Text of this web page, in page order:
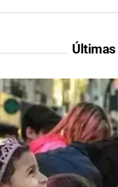
Últimas